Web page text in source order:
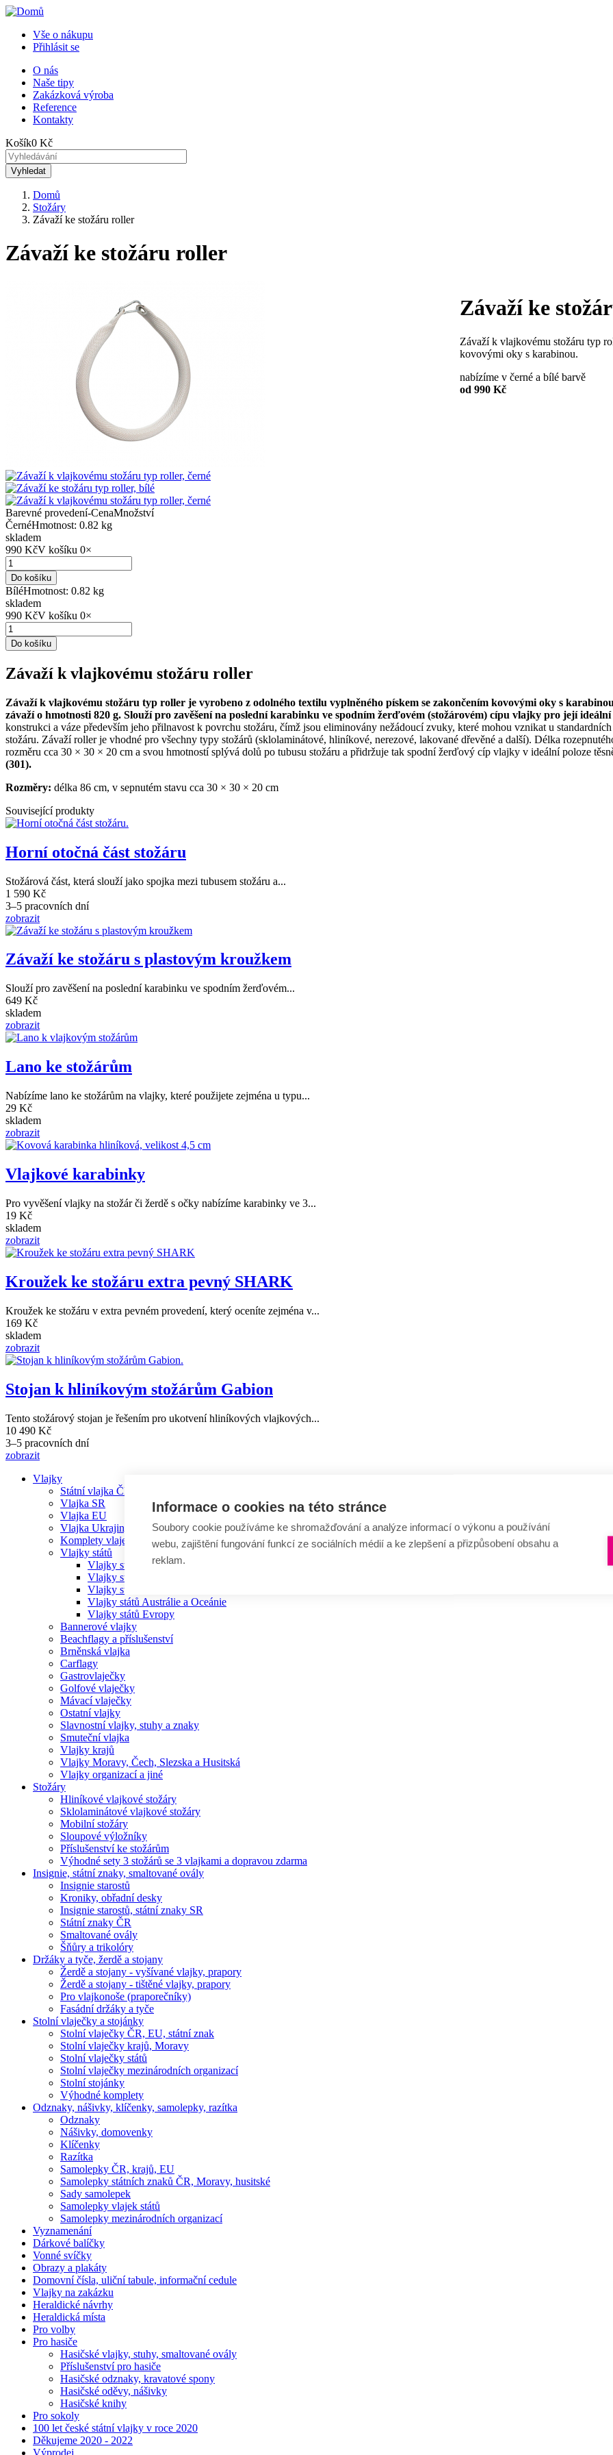
Přejít
hlavnímu
obsahu
Menu
uživatelského
účtu
Vše o nákupu
Přihlásit se
Horní
menu
O nás
Naše tipy
Zakázková výroba
Reference
Kontakty
Košík0 Kč
Drobečková
Domů
Stožáry
Závaží ke stožáru roller
Závaží ke stožáru roller
Závaží ke
Závaží k vlajkovému stožáru typ
kovovými oky s karabinou.
nabízíme v černé a bílé barvě
od 990 Kč
Barevné provedení-CenaMnožství
ČernéHmotnost: 0.82 kg
skladem
990 KčV košíku 0×
Do košíku
BíléHmotnost: 0.82 kg
skladem
990 KčV košíku 0×
Do košíku
Závaží k vlajkovému stožáru roller
Závaží k vlajkovému stožáru typ roller je vyrobeno z odolného textilu vyplněného pískem se zakončením kovovými oky s
závaží o hmotnosti 820 g. Slouží pro zavěšení na poslední karabinku ve spodním žerďovém (stožárovém) cípu vlajky pro její
konstrukci a váze především jeho přilnavost k povrchu stožáru, čímž jsou eliminovány nežádoucí zvuky, které mohou vznikat u
stožáru. Závaží roller je vhodné pro všechny typy stožárů (sklolaminátové, hliníkové, nerezové, lakované dřevěné a další). Délka
rozměru cca 30 × 30 × 20 cm a svou hmotností splývá dolů po tubusu stožáru a přidržuje tak spodní žerďový cíp vlajky v ideální poloze
(301).
Rozměry: délka 86 cm, v sepnutém stavu cca 30 × 30 × 20 cm
Související produkty
Horní otočná část stožáru
Stožárová část, která slouží jako spojka mezi tubusem stožáru a...
1 590 Kč
3–5 pracovních dní
zobrazit
Závaží ke stožáru s plastovým kroužkem
Slouží pro zavěšení na poslední karabinku ve spodním žerďovém...
649 Kč
skladem
zobrazit
Lano ke stožárům
Nabízíme lano ke stožárům na vlajky, které použijete zejména u typu...
29 Kč
skladem
zobrazit
Vlajkové karabinky
Pro vyvěšení vlajky na stožár či žerdě s očky nabízíme karabinky ve 3...
19 Kč
skladem
zobrazit
Kroužek ke stožáru extra pevný SHARK
Kroužek ke stožáru v extra pevném provedení, který oceníte zejména v...
169 Kč
skladem
zobrazit
Stojan k hliníkovým stožárům Gabion
Tento stožárový stojan je řešením pro ukotvení hliníkových vlajkových...
10 490 Kč
3–5 pracovních dní
zobrazit
Hlavní
navigace
Vlajky
Státní vlajka ČR
Vlajka SR
Vlajka EU
Vlajka Ukrajiny
Komplety vlajek
Vlajky států
Vlajky států Afriky
Vlajky států Ameriky
Vlajky států Asie
Vlajky států Austrálie a Oceánie
Vlajky států Evropy
Bannerové vlajky
Beachflagy a příslušenství
Brněnská vlajka
Carflagy
Gastrovlaječky
Golfové vlaječky
Mávací vlaječky
Ostatní vlajky
Slavnostní vlajky, stuhy a znaky
Smuteční vlajka
Vlajky krajů
Vlajky Moravy, Čech, Slezska a Husitská
Vlajky organizací a jiné
Stožáry
Hliníkové vlajkové stožáry
Sklolaminátové vlajkové stožáry
Mobilní stožáry
Sloupové výložníky
Příslušenství ke stožárům
Výhodné sety 3 stožárů se 3 vlajkami a dopravou zdarma
Insignie, státní znaky, smaltované ovály
Insignie starostů
Kroniky, obřadní desky
Insignie starostů, státní znaky SR
Státní znaky ČR
Smaltované ovály
Šňůry a trikolóry
Držáky a tyče, žerdě a stojany
Žerdě a stojany - vyšívané vlajky, prapory
Žerdě a stojany - tištěné vlajky, prapory
Pro vlajkonoše (praporečníky)
Fasádní držáky a tyče
Stolní vlaječky a stojánky
Stolní vlaječky ČR, EU, státní znak
Stolní vlaječky krajů, Moravy
Stolní vlaječky států
Stolní vlaječky mezinárodních organizací
Stolní stojánky
Výhodné komplety
Odznaky, nášivky, klíčenky, samolepky, razítka
Odznaky
Nášivky, domovenky
Klíčenky
Razítka
Samolepky ČR, krajů, EU
Samolepky státních znaků ČR, Moravy, husitské
Sady samolepek
Samolepky vlajek států
Samolepky mezinárodních organizací
Vyznamenání
Dárkové balíčky
Vonné svíčky
Obrazy a plakáty
Domovní čísla, uliční tabule, informační cedule
Vlajky na zakázku
Heraldické návrhy
Heraldická místa
Pro volby
Pro hasiče
Hasičské vlajky, stuhy, smaltované ovály
Příslušenství pro hasiče
Hasičské odznaky, kravatové spony
Hasičské oděvy, nášivky
Hasičské knihy
Pro sokoly
100 let české státní vlajky v roce 2020
Děkujeme 2020 - 2022
Výprodej
Informace o cookies na této stránce
Soubory cookie používáme ke shromažďování a analýze informací o výkonu a používání
webu, zajištění fungování funkcí ze sociálních médií a ke zlepšení a přizpůsobení obsahu a
reklam.